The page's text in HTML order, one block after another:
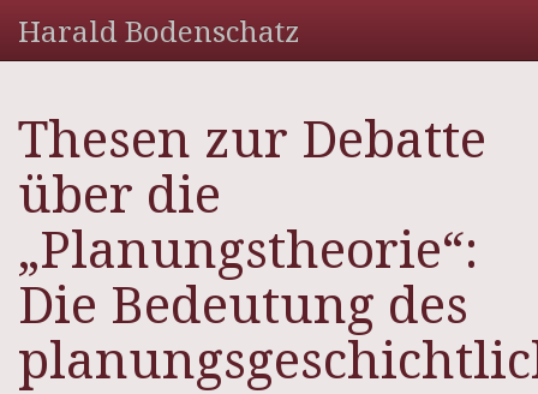
Harald Bodenschatz
Thesen zur Debatte
über die
„Planungstheorie“:
Die Bedeutung des